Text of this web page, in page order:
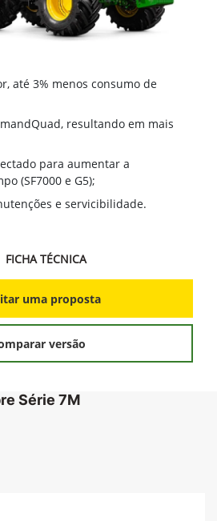
até 3% menos consumo de
resultando em mais
para aumentar a
(SF7000 e G5);
e servicibilidade.
FICHA TÉCNICA
uma proposta
versão
Série 7M